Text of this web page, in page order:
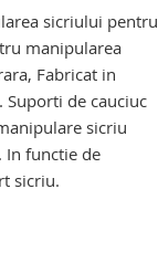
sicriului pentru
manipularea
Fabricat in
de cauciuc
sicriu
In functie de
sicriu.